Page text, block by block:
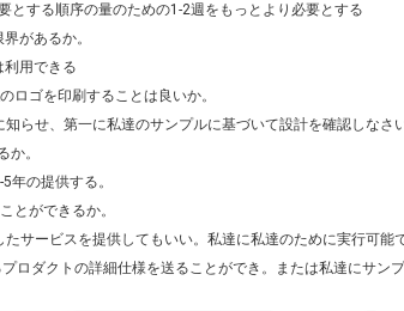
とする順序の量のための1-2週をもっとより必要とする
があるか。
利用できる
ロゴを印刷することは良いか。
らせ、第一に私達のサンプルに基づいて設計を確認しなさい
か。
年の提供する。
とができるか。
サービスを提供してもいい。私達に私達のために実行可能
ロダクトの詳細仕様を送ることができ。または私達にサン